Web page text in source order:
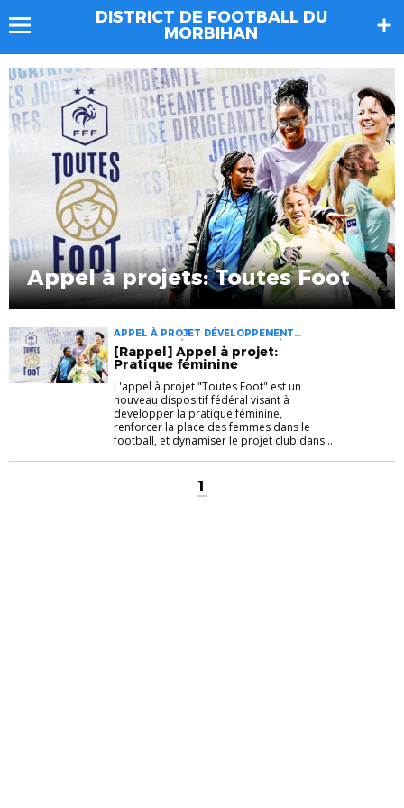
DISTRICT DE FOOTBALL DU
MORBIHAN
Appel à projets: Toutes Foot
APPEL À PROJET DÉVELOPPEMENT
FOOTBALL FÉMININ PRATIQUE FÉMININE
PROJET CLUB PROMOTION
[Rappel] Appel à projet:
Pratique féminine
L'appel à projet "Toutes Foot" est un
nouveau dispositif fédéral visant à
developper la pratique féminine,
renforcer la place des femmes dans le
football, et dynamiser le projet club dans...
1